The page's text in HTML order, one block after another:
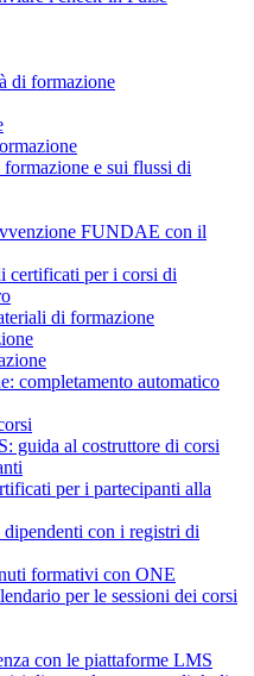
di formazione
e sui flussi di
FUNDAE con il
certificati per i corsi di
di formazione
completamento automatico
guida al costruttore di corsi
per i partecipanti alla
con i registri di
formativi con ONE
per le sessioni dei corsi
con le piattaforme LMS